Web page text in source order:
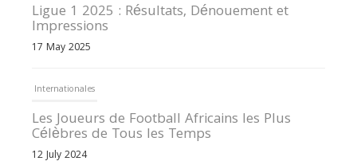
Ligue 1 2025 : Résultats, Dénouement et
Impressions
17 May 2025
Internationales
Les Joueurs de Football Africains les Plus
Célèbres de Tous les Temps
12 July 2024